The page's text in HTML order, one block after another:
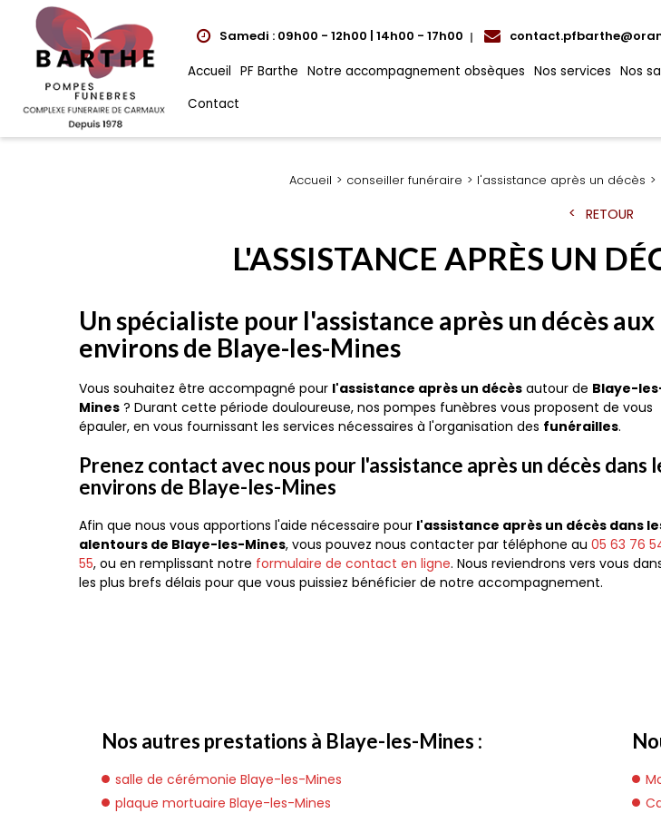
Samedi : 09h00 - 12h00 | 14h00 - 17h00
Accueil PF Barthe Notre accompagnement obsèques Nos services Nos
Contact
Accueil conseiller funéraire l'assistance après un décès
RETOUR
L'ASSISTANCE APRÈS UN
Un spécialiste pour l'assistance après un décès aux
environs de Blaye-les-Mines
Vous souhaitez être accompagné pour l'assistance après un décès autour de Blaye-
Mines ? Durant cette période douloureuse, nos pompes funèbres vous proposent de vous
épauler, en vous fournissant les services nécessaires à l'organisation des funérailles.
Prenez contact avec nous pour l'assistance après un décès dans
environs de Blaye-les-Mines
Afin que nous vous apportions l'aide nécessaire pour l'assistance après un décès dans
alentours de Blaye-les-Mines, vous pouvez nous contacter par téléphone au 05 63 76
55, ou en remplissant notre formulaire de contact en ligne. Nous reviendrons vers vous
les plus brefs délais pour que vous puissiez bénéficier de notre accompagnement.
Nos autres prestations à Blaye-les-Mines :
salle de cérémonie Blaye-les-Mines
plaque mortuaire Blaye-les-Mines